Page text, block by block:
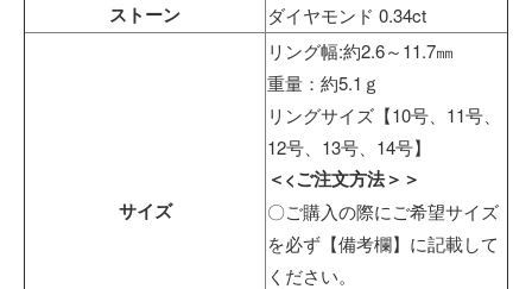
ストーン ダイヤモンド 0.34ct
サイズ
リング幅:約2.6～11.7㎜
重量：約5.1ｇ
リングサイズ【10号、11号、
12号、13号、14号】
＜<ご注文方法＞＞
〇ご購入の際にご希望サイズ
を必ず【備考欄】に記載して
ください。